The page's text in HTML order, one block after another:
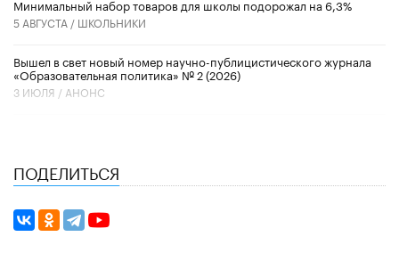
Минимальный набор товаров для школы подорожал на 6,3%
5 АВГУСТА / ШКОЛЬНИКИ
Вышел в свет новый номер научно-публицистического журнала
«Образовательная политика» № 2 (2026)
3 ИЮЛЯ / АНОНС
ПОДЕЛИТЬСЯ